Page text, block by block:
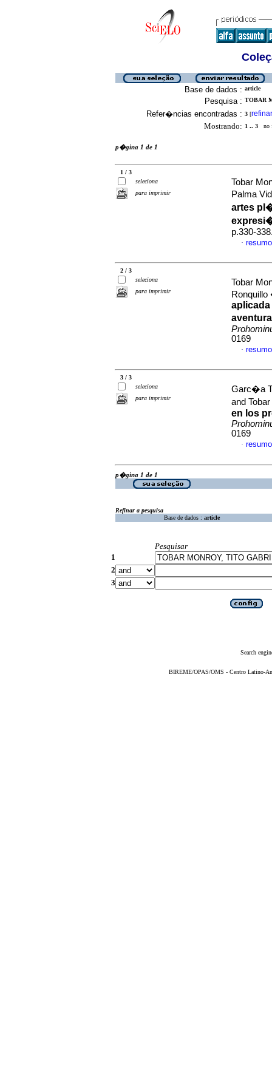
Base de dados : article
Pesquisa : TOBAR
Refer�ncias encontradas : 3 [refinar
Mostrando: 1 .. 3 no
p�gina 1 de 1
1 / 3
seleciona
para imprimir
Tobar
Palma
artes
p.330-
·
2 / 3
seleciona
para imprimir
Tobar
0169
·
3 / 3
seleciona
para imprimir
Garc�a
and
en los
0169
·
p�gina 1 de 1
Refinar a pesquisa
Base de dados : article
Pesquisar
1
2
3
Search
BIREME/OPAS/OMS - Centro Latino-